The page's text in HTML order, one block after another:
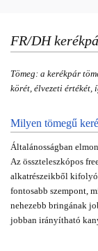
FR/DH
Tömeg: a kerékpár
körét, élvezeti értékét,
Milyen tömegű
Általánosságban
Az összteleszkópos
alkatrészeikből
fontosabb szempont,
nehezebb bringának
jobban irányítható